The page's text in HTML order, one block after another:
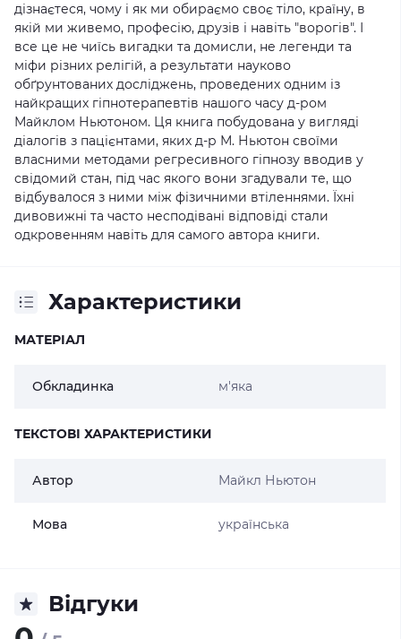
дізнаєтеся, чому і як ми обираємо своє тіло, країну, в
якій ми живемо, професію, друзів і навіть "ворогів". І
все це не чиїсь вигадки та домисли, не легенди та
міфи різних релігій, а результати науково
обґрунтованих досліджень, проведених одним із
найкращих гіпнотерапевтів нашого часу д-ром
Майклом Ньютоном. Ця книга побудована у вигляді
діалогів з пацієнтами, яких д-р М. Ньютон своїми
власними методами регресивного гіпнозу вводив у
свідомий стан, під час якого вони згадували те, що
відбувалося з ними між фізичними втіленнями. Їхні
дивовижні та часто несподівані відповіді стали
одкровенням навіть для самого автора книги.
Характеристики
МАТЕРІАЛ
Обкладинка м'яка
ТЕКСТОВІ ХАРАКТЕРИСТИКИ
Автор Майкл Ньютон
Мова українська
Відгуки